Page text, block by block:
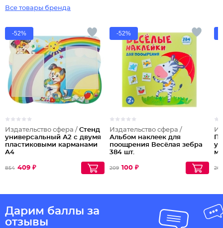
Все товары бренда
-52%
Издательство сфера / Стенд
универсальный А2 с двумя
пластиковыми карманами
А4
854 409 ₽
-52%
Издательство сфера /
Альбом наклеек для
поощрения Весёлая зебра
384 шт.
209 100 ₽ 209
Дарим баллы за
отзывы